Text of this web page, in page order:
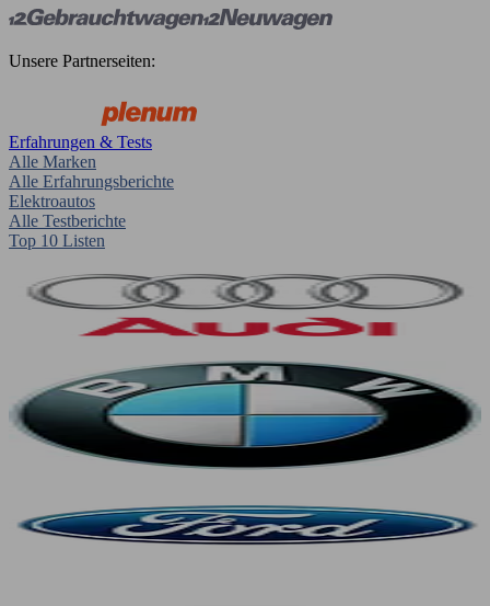
Unsere Partnerseiten:
Erfahrungen & Tests
Alle Marken
Alle Erfahrungsberichte
Elektroautos
Alle Testberichte
Top 10 Listen